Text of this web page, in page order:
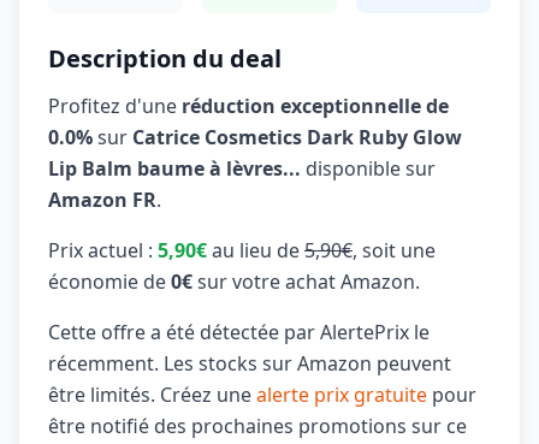
Description du deal
Profitez d'une réduction exceptionnelle de
0.0%sur Catrice Cosmetics Dark Ruby Glow
Lip Balm baume à lèvres... disponible sur
Amazon FR.
Prix actuel : 5,90€au lieu de5,90€, soit une
économie de0€sur votre achat Amazon.
Cette offre a été détectée par AlertePrix le
récemment. Les stocks sur Amazon peuvent
être limités. Créez unealerte prix gratuite pour
être notifié des prochaines promotions sur ce